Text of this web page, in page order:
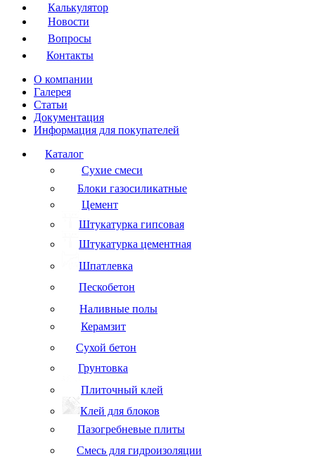
Калькулятор
Новости
Вопросы
Контакты
О компании
Галерея
Статьи
Документация
Информация для покупателей
Каталог
Сухие смеси
Блоки газосиликатные
Цемент
Штукатурка гипсовая
Штукатурка цементная
Шпатлевка
Пескобетон
Наливные полы
Керамзит
Сухой бетон
Грунтовка
Плиточный клей
Клей для блоков
Пазогребневые плиты
Смесь для гидроизоляции